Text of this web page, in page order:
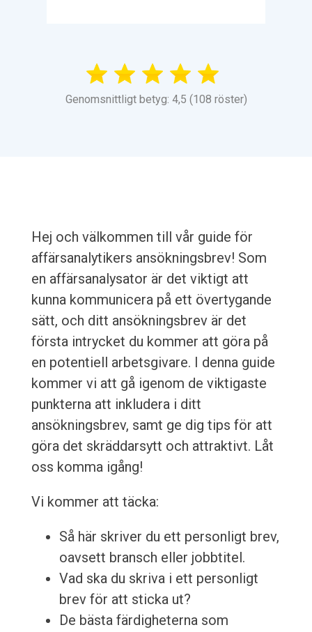
Genomsnittligt betyg: 4,5 (108 röster)
Hej och välkommen till vår guide för
affärsanalytikers ansökningsbrev! Som
en affärsanalysator är det viktigt att
kunna kommunicera på ett övertygande
sätt, och ditt ansökningsbrev är det
första intrycket du kommer att göra på
en potentiell arbetsgivare. I denna guide
kommer vi att gå igenom de viktigaste
punkterna att inkludera i ditt
ansökningsbrev, samt ge dig tips för att
göra det skräddarsytt och attraktivt. Låt
oss komma igång!
Vi kommer att täcka:
Så här skriver du ett personligt brev,
oavsett bransch eller jobbtitel.
Vad ska du skriva i ett personligt
brev för att sticka ut?
De bästa färdigheterna som